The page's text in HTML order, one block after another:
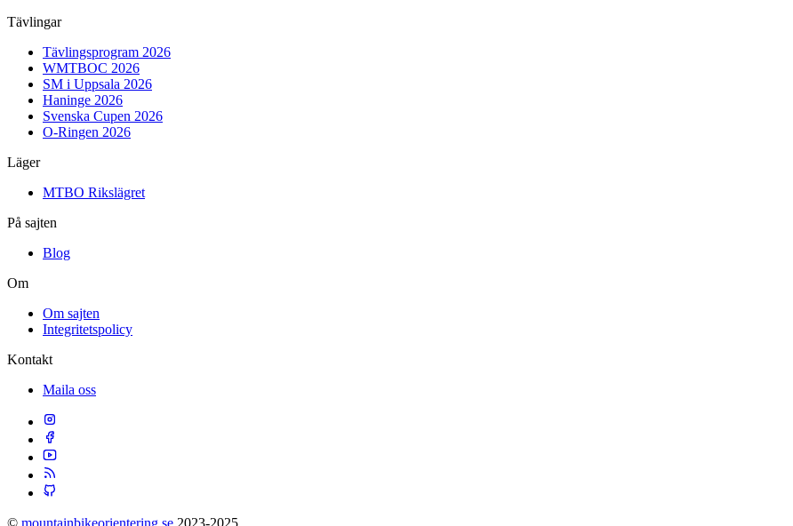
Tävlingar
Tävlingsprogram 2026
WMTBOC 2026
SM i Uppsala 2026
Haninge 2026
Svenska Cupen 2026
O-Ringen 2026
Läger
MTBO Rikslägret
På sajten
Blog
Om
Om sajten
Integritetspolicy
Kontakt
Maila oss
© mountainbikeorientering.se 2023-2025